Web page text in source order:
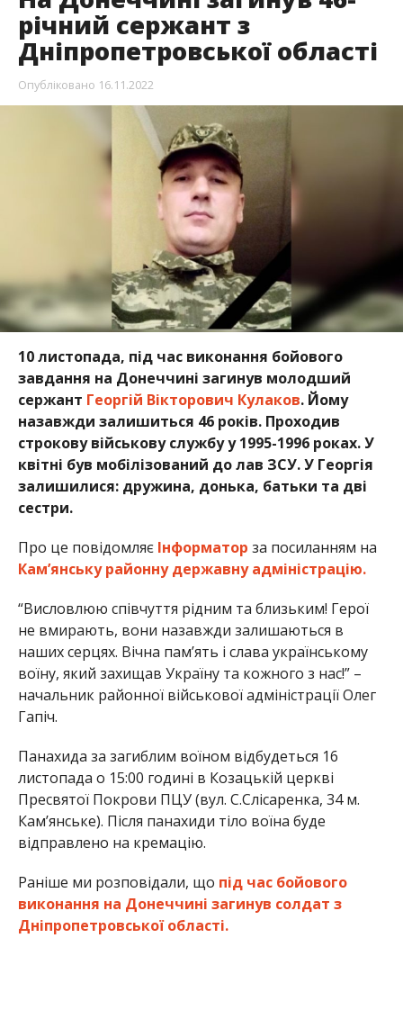
річний сержант з
Дніпропетровської області
Опубліковано 16.11.2022
10 листопада, під час виконання бойового
завдання на Донеччині загинув молодший
сержант Георгій Вікторович Кулаков. Йому
назавжди залишиться 46 років. Проходив
строкову військову службу у 1995-1996 роках.У
квітні був мобілізований до лав ЗСУ.У Георгія
залишилися: дружина, донька, батьки та дві
сестри.
Про це повідомляє Інформатор за посиланням на
Кам’янську районну державну адміністрацію.
“Висловлюю співчуття рідним та близьким! Герої
не вмирають, вони назавжди залишаються в
наших серцях. Вічна пам’ять і слава українському
воїну, який захищав Україну та кожного з нас!” –
начальник районної військової адміністрації Олег
Гапіч.
Панахида за загиблим воїном відбудеться 16
листопада о 15:00 годині в Козацькій церкві
Пресвятої Покрови ПЦУ (вул. С.Слісаренка, 34 м.
Кам’янське). Після панахиди тіло воїна буде
відправлено на кремацію.
Раніше ми розповідали, що під час бойового
виконання на Донеччині загинув солдат з
Дніпропетровської області.